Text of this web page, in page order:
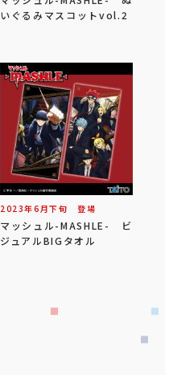
いぐるみマスコットvol.2
2023年6 月下旬 登場
マッシュル-MASHLE- ビ
ジュアルBIGタオル